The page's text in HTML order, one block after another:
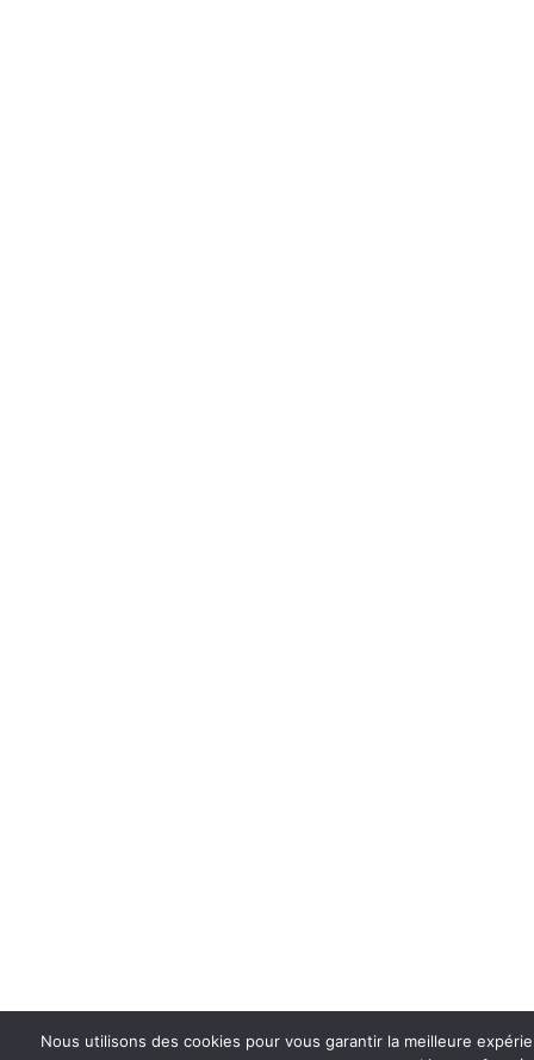
Nous utilisons des cookies pour vous garantir la meilleure